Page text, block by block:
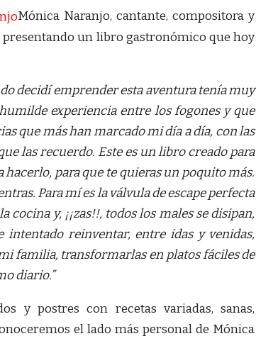
Mónica Naranjo, cantante, compositora y
un libro gastronómico que hoy
decidí emprender esta aventura tenía muy
experiencia entre los fogones y que
que más han marcado mi día a día, con las
las recuerdo. Este es un libro creado para
para que te quieras un poquito más.
Para mí es la válvula de escape perfecta
y, ¡¡zas!!, todos los males se disipan,
intentado reinventar, entre idas y venidas,
familia, transformarlas en platos fáciles de
diario.”
y postres con recetas variadas, sanas,
el lado más personal de Mónica